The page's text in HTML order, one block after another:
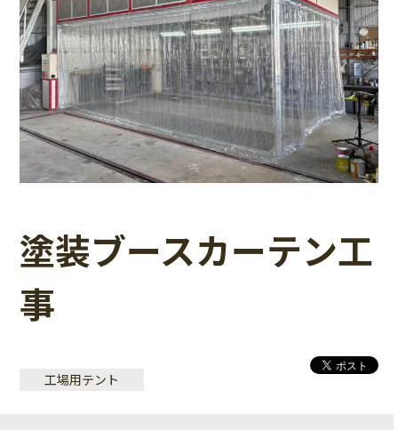
塗装ブースカーテン工
事
工場用テント